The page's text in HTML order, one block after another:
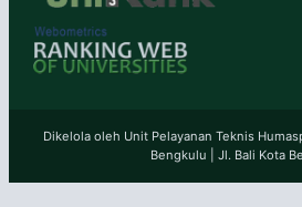
Dikelola oleh Unit Pelayanan Teknis
Bengkulu | Jl. Bali Kota